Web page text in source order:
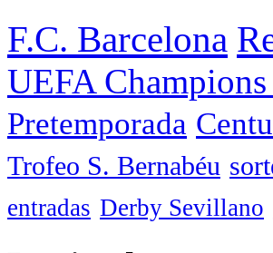
F.C. Barcelona
UEFA
Pretemporada
Trofeo S. Bernabéu
entradas Derby Sevillano